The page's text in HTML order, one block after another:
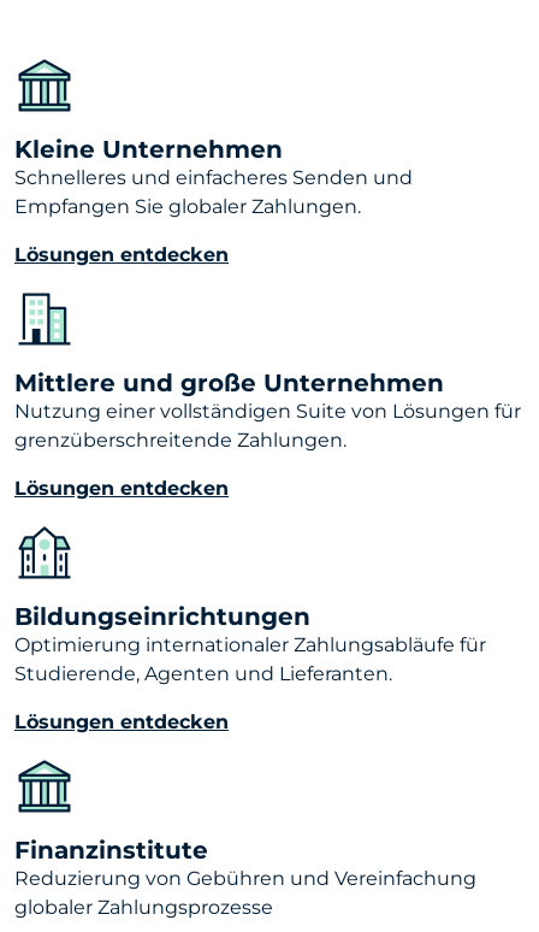
Kleine Unternehmen
Schnelleres und einfacheres Senden und
Empfangen Sie globaler Zahlungen.
Lösungen entdecken
Mittlere und große Unternehmen
Nutzung einer vollständigen Suite von Lösungen für
grenzüberschreitende Zahlungen.
Lösungen entdecken
Bildungseinrichtungen
Optimierung internationaler Zahlungsabläufe für
Studierende, Agenten und Lieferanten.
Lösungen entdecken
Finanzinstitute
Reduzierung von Gebühren und Vereinfachung
globaler Zahlungsprozesse